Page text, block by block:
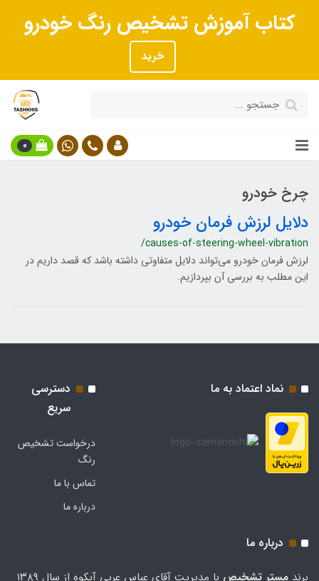
کتاب آموزش تشخیص رنگ خودرو
خرید
0
چرخ خودرو
دلایل لرزش فرمان خودرو
/causes-of-steering-wheel-vibration
لرزش فرمان خودرو می‌تواند دلایل متفاوتی داشته باشد که قصد داریم در
این مطلب به بررسی آن بپردازیم.
نماد اعتماد به ما
دسترسی
سریع
درخواست تشخیص
رنگ
تماس با ما
درباره ما
درباره ما
برند مستر تشخيص
با مدیریت آقای عباس عربی آبکوه از سال ۱۳۸۹